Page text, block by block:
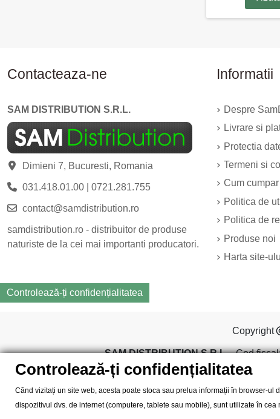
Contacteaza-ne
SAM DISTRIBUTION S.R.L.
Dimieni 7, Bucuresti, Romania
031.418.01.00| 0721.281.755
contact@samdistribution.ro
samdistribution.ro - distribuitor de produse
naturiste de la cei mai importanti producatori.
Informatii
Despre
Livrare si
Protectia
Termeni si
Cum cumpar
Politica de
Politica de
Produse noi
Harta site-
Controlează-ți confidențialitatea
Copyright
SAM DISTRIBUTION S.R.L.- Cod
Controlează-ți confidențialitatea
Când vizitați un site web, acesta poate stoca sau prelua informații în browser-ul
dispozitivul dvs. de internet (computere, tablete sau mobile), sunt utilizate în